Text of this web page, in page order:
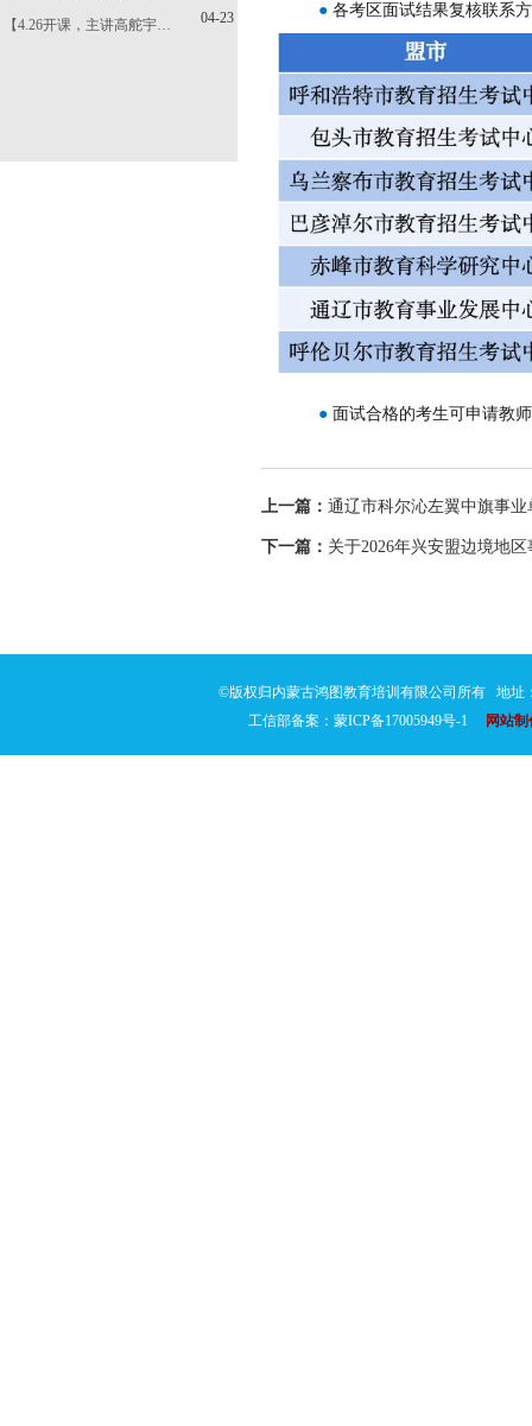
04-23
【4.26开课，主讲高舵宇…
● 各考区面试结果复核联系
● 面试合格的考生可申请教
上一篇： 通辽市科尔沁左翼中旗事
下一篇： 关于2026年兴安盟边境地
©版权归内蒙古鸿图教育培训有限公司所有 地址
工信部备案：蒙ICP备17005949号-1
网站